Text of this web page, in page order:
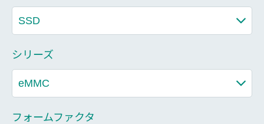
シリーズ
フォームファクタ